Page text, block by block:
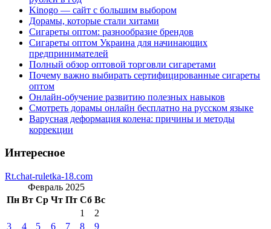
Kinogo — сайт с большим выбором
Дорамы, которые стали хитами
Сигареты оптом: разнообразие брендов
Сигареты оптом Украина для начинающих
предпринимателей
Полный обзор оптовой торговли сигаретами
Почему важно выбирать сертифицированные сигареты
оптом
Онлайн-обучение развитию полезных навыков
Смотреть дорамы онлайн бесплатно на русском языке
Варусная деформация колена: причины и методы
коррекции
Интересное
Rt.chat-ruletka-18.com
Февраль 2025
Пн Вт Ср Чт Пт Сб Вс
1
2
3
4 5 6 7 8 9